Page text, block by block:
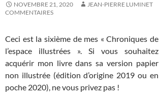
NOVEMBRE 21, 2020 JEAN-PIERRE LUMINET
COMMENTAIRES
Ceci est la sixième de mes « Chroniques de
l’espace illustrées ». Si vous souhaitez
acquérir mon livre dans sa version papier
non illustrée (édition d’origine 2019 ou en
poche 2020), ne vous privez pas !